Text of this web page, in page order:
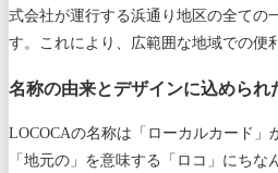
式会社が運行する浜通り地区の全ての
す。これにより、広範囲な地域での便
名称の由来とデザインに込められ
LOCOCAの名称は「ローカルカード」
「地元の」を意味する「ロコ」にちな